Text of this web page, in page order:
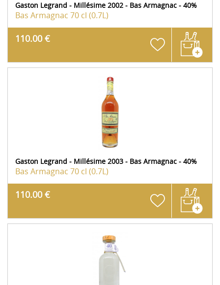
Gaston Legrand - Millésime 2002 - Bas Armagnac - 40%
Bas Armagnac 70 cl (0.7L)
110.00 €
Gaston Legrand - Millésime 2003 - Bas Armagnac - 40%
Bas Armagnac 70 cl (0.7L)
110.00 €